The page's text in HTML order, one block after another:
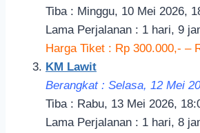
Tiba : Minggu, 10 Mei 2026,
Lama Perjalanan : 1 hari, 9
Harga Tiket : Rp 300.000,- –
KM Lawit
Berangkat : Selasa, 12 Mei
Tiba : Rabu, 13 Mei 2026,
Lama Perjalanan : 1 hari, 8